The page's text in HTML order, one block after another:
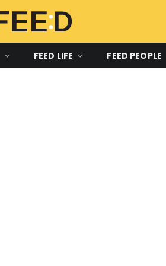
FEED LIFE FEED PEOPLE